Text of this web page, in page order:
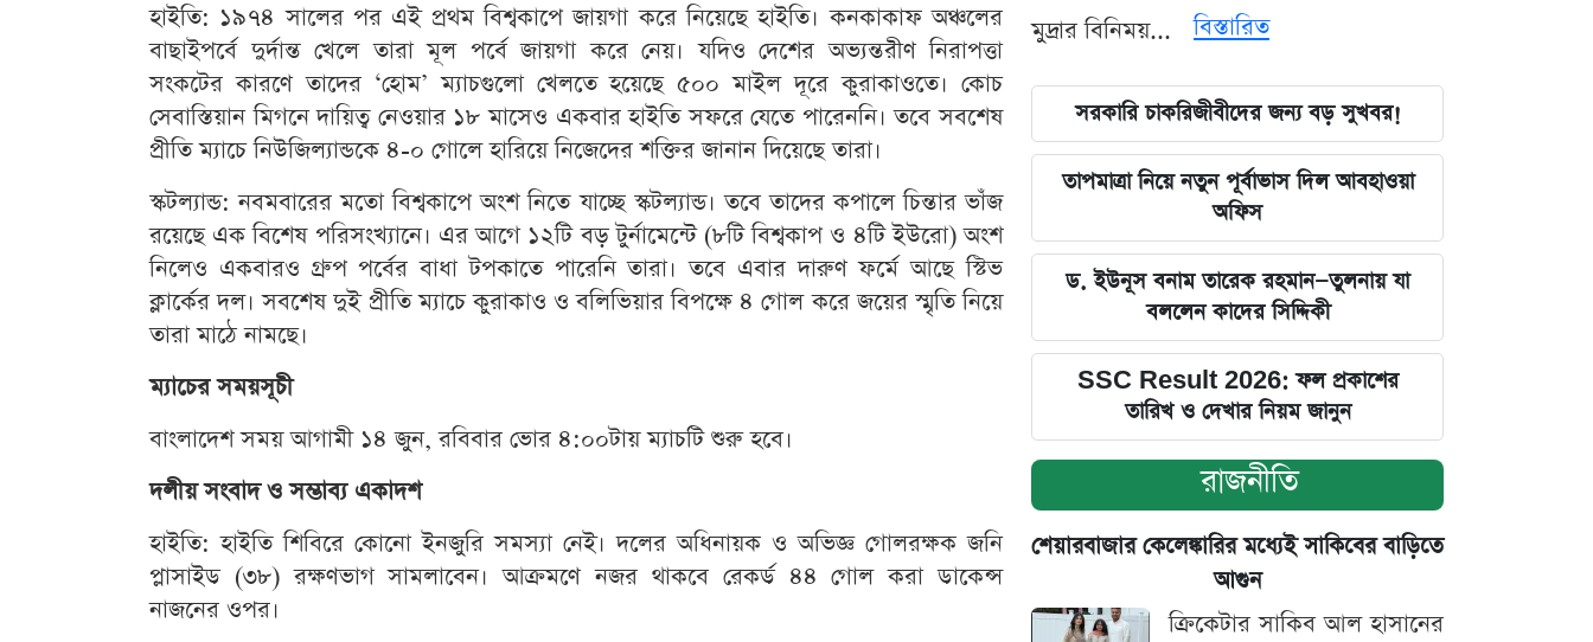
হাইতি: ১৯৭৪ সালের পর এই প্রথম বিশ্বকাপে জায়গা করে নিয়েছে হাইতি। কনকাকাফ অঞ্চলের
বাছাইপর্বে দুর্দান্ত খেলে তারা মূল পর্বে জায়গা করে নেয়। যদিও দেশের অভ্যন্তরীণ নিরাপত্তা
সংকটের কারণে তাদের ‘হোম’ ম্যাচগুলো খেলতে হয়েছে ৫০০ মাইল দূরে কুরাকাওতে। কোচ
সেবাস্তিয়ান মিগনে দায়িত্ব নেওয়ার ১৮ মাসেও একবার হাইতি সফরে যেতে পারেননি। তবে সবশেষ
প্রীতি ম্যাচে নিউজিল্যান্ডকে ৪-০ গোলে হারিয়ে নিজেদের শক্তির জানান দিয়েছে তারা।
স্কটল্যান্ড: নবমবারের মতো বিশ্বকাপে অংশ নিতে যাচ্ছে স্কটল্যান্ড। তবে তাদের কপালে চিন্তার ভাঁজ
রয়েছে এক বিশেষ পরিসংখ্যানে। এর আগে ১২টি বড় টুর্নামেন্টে (৮টি বিশ্বকাপ ও ৪টি ইউরো) অংশ
নিলেও একবারও গ্রুপ পর্বের বাধা টপকাতে পারেনি তারা। তবে এবার দারুণ ফর্মে আছে স্টিভ
ক্লার্কের দল। সবশেষ দুই প্রীতি ম্যাচে কুরাকাও ও বলিভিয়ার বিপক্ষে ৪ গোল করে জয়ের স্মৃতি নিয়ে
তারা মাঠে নামছে।
ম্যাচের সময়সূচী
বাংলাদেশ সময় আগামী ১৪ জুন, রবিবার ভোর ৪:০০টায় ম্যাচটি শুরু হবে।
দলীয় সংবাদ ও সম্ভাব্য একাদশ
হাইতি: হাইতি শিবিরে কোনো ইনজুরি সমস্যা নেই। দলের অধিনায়ক ও অভিজ্ঞ গোলরক্ষক জনি
প্লাসাইড (৩৮) রক্ষণভাগ সামলাবেন। আক্রমণে নজর থাকবে রেকর্ড ৪৪ গোল করা ডাকেন্স
নাজনের ওপর।
মুদ্রার বিনিময়...
বিস্তারিত
সরকারি চাকরিজীবীদের জন্য বড় সুখবর!
তাপমাত্রা নিয়ে নতুন পূর্বাভাস দিল আবহাওয়া
অফিস
ড. ইউনূস বনাম তারেক রহমান—তুলনায় যা
বললেন কাদের সিদ্দিকী
SSC Result 2026: ফল প্রকাশের
তারিখ ও দেখার নিয়ম জানুন
রাজনীতি
শেয়ারবাজার কেলেঙ্কারির মধ্যেই সাকিবের বাড়িতে
আগুন
ক্রিকেটার সাকিব আল হাসানের